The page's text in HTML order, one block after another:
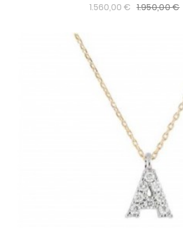
1.560,00 € 1.950,00 €